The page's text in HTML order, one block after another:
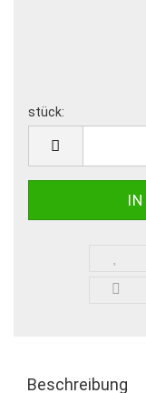
stück:
Beschreibung